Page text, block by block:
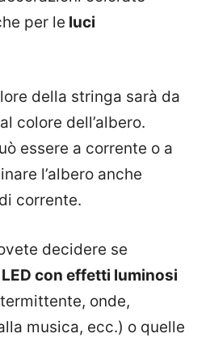
per le luci
della stringa sarà da
colore dell’albero.
essere a corrente o a
l’albero anche
corrente.
decidere se
con effetti luminosi
onde,
musica, ecc.) o quelle